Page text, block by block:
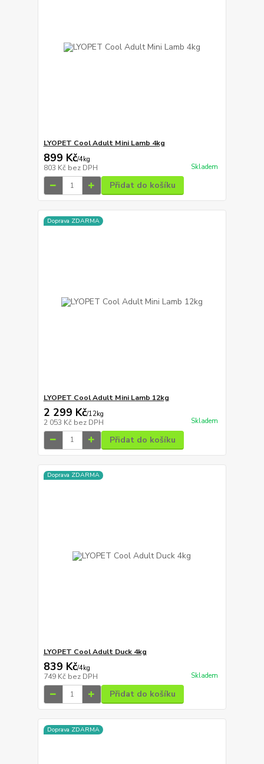
LYOPET Cool Adult Mini Lamb 4kg
899 Kč/4kg
803 Kč bez DPH Skladem
Přidat do košíku
Doprava ZDARMA
LYOPET Cool Adult Mini Lamb 12kg
2 299 Kč/12kg
2 053 Kč bez DPH Skladem
Přidat do košíku
Doprava ZDARMA
LYOPET Cool Adult Duck 4kg
839 Kč/4kg
749 Kč bez DPH Skladem
Přidat do košíku
Doprava ZDARMA